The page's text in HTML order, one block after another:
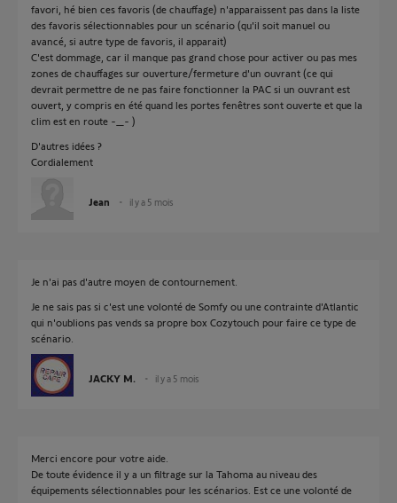
favori, hé bien ces favoris (de chauffage) n'apparaissent pas dans la liste
des favoris sélectionnables pour un scénario (qu'il soit manuel ou
avancé, si autre type de favoris, il apparait)
C'est dommage, car il manque pas grand chose pour activer ou pas mes
zones de chauffages sur ouverture/fermeture d'un ouvrant (ce qui
devrait permettre de ne pas faire fonctionner la PAC si un ouvrant est
ouvert, y compris en été quand les portes fenêtres sont ouverte et que la
clim est en route -_- )
D'autres idées ?
Cordialement
Jean il y a 5 mois
Je n'ai pas d'autre moyen de contournement.
Je ne sais pas si c'est une volonté de Somfy ou une contrainte d'Atlantic
qui n'oublions pas vends sa propre box Cozytouch pour faire ce type de
scénario.
JACKY M. il y a 5 mois
Merci encore pour votre aide.
De toute évidence il y a un filtrage sur la Tahoma au niveau des
équipements sélectionnables pour les scénarios. Est ce une volonté de